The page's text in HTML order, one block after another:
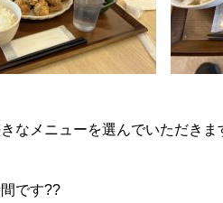
なメニューを選んでいただきま
です??